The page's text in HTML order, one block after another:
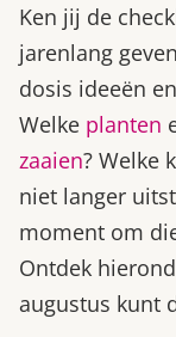
Ken jij de
jarenlang
dosis ideeën
Welke planten
zaaien? Welke
niet langer
moment om
Ontdek
augustus kunt